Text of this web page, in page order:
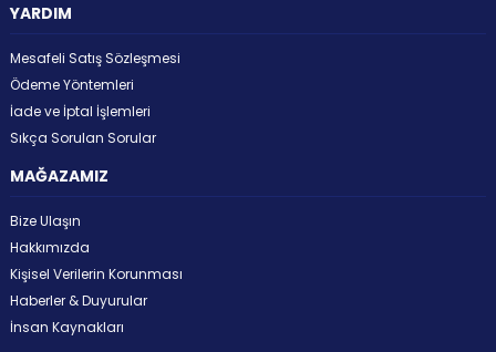
YARDIM
Mesafeli Satış Sözleşmesi
Ödeme Yöntemleri
İade ve İptal İşlemleri
Sıkça Sorulan Sorular
MAĞAZAMIZ
Bize Ulaşın
Hakkımızda
Kişisel Verilerin Korunması
Haberler & Duyurular
İnsan Kaynakları